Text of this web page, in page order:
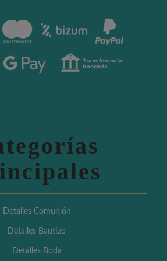
Detalles Comunión
Detalles Bautizo
Detalles Boda